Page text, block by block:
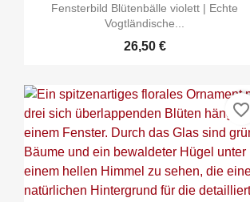
Fensterbild Blütenbälle violett | Echte
Vogtländische...
26,50 €
favorite_border